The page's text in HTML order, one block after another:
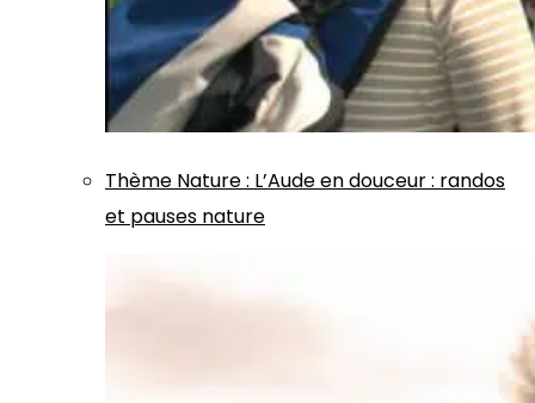
Thème Nature: L’Aude en douceur : randos
et pauses nature